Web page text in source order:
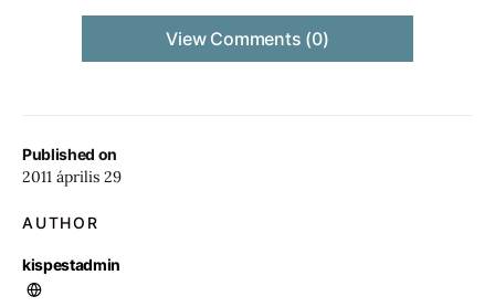
Published on
2011 április 29
AUTHOR
kispestadmin
View Comments (0)